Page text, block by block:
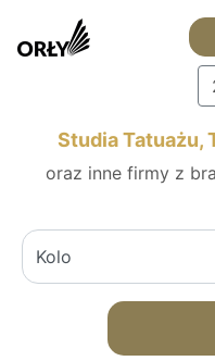
Studia Tatuażu,
oraz inne firmy z